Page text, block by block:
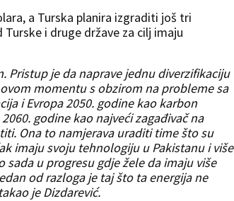
a Turska planira izgraditi još tri
i druge države za cilj imaju
Pristup je da naprave jednu diverzifikaciju
momentu s obzirom na probleme sa
i Evropa 2050. godine kao karbon
godine kao najveći zagađivač na
Ona to namjerava uraditi time što su
imaju svoju tehnologiju u Pakistanu i više
sada u progresu gdje žele da imaju više
od razloga je taj što ta energija ne
je Dizdarević.